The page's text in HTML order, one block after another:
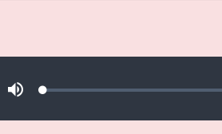
MuteLoaded: